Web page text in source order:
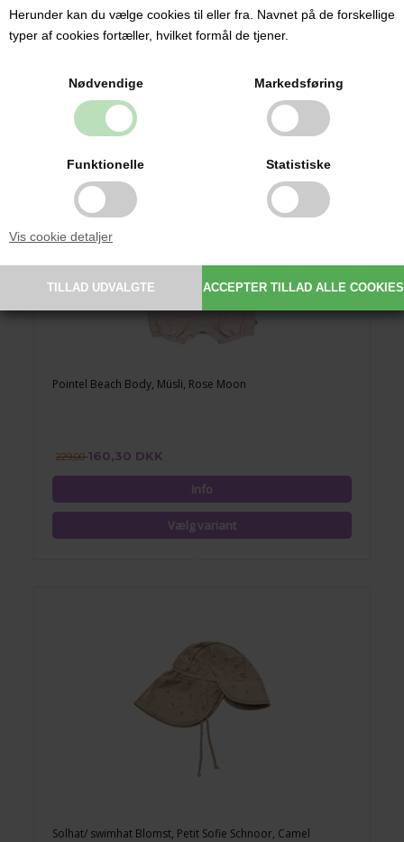
Herunder kan du vælge cookies til eller fra. Navnet på de forskellige
typer af cookies fortæller, hvilket formål de tjener.
Nødvendige Markedsføring
Funktionelle Statistiske
Vis cookie detaljer
Pointel Beach Body, Müsli, Rose Moon
229,00160,30 DKK
Solhat/ swimhat Blomst, Petit Sofie Schnoor, Camel